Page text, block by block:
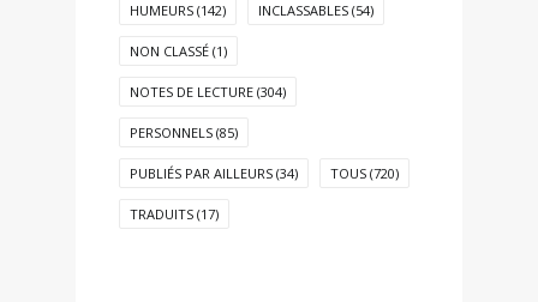
HUMEURS (142) INCLASSABLES (54)
NON CLASSÉ (1)
NOTES DE LECTURE (304)
PERSONNELS (85)
PUBLIÉS PAR AILLEURS (34) TOUS (720)
TRADUITS (17)